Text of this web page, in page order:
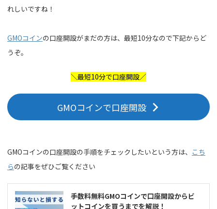
れしいですね！
GMOコインの口座開設がまだの方は、最短10分なので下記からど
うぞ。
＼最短10分で口座開設／
GMOコインで口座開設
GMOコインの口座開設の手順をチェックしたいという方は、 こち
らの記事をぜひご覧ください
手数料無料GMOコインで口座開設からビ
ットコインを買うまでを解説！